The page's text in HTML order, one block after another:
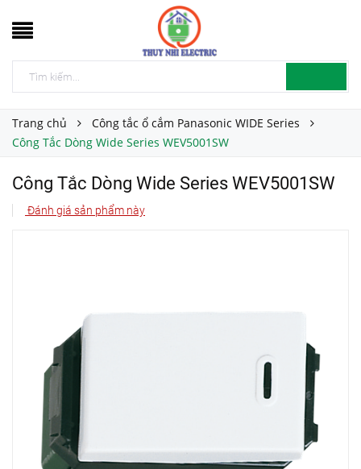
Trang chủ
Công tắc ổ cắm Panasonic WIDE Series
Công Tắc Dòng Wide Series WEV5001SW
Công Tắc Dòng Wide Series WEV5001SW
Đánh giá sản phẩm này